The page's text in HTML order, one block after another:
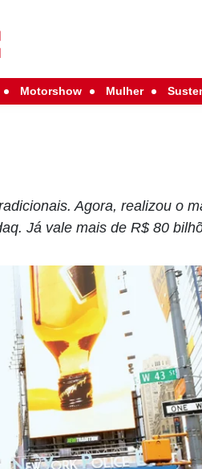
Motorshow Mulher
Agora, realizou o
Já vale mais de R$ 80